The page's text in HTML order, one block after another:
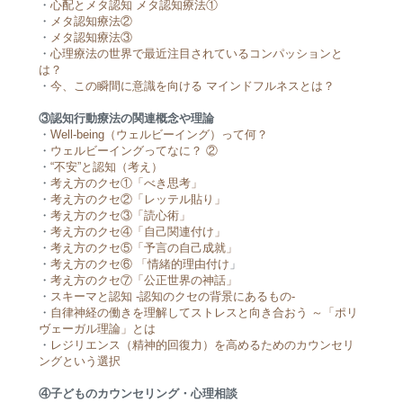
・ 心配とメタ認知 メタ認知療法①
・ メタ認知療法②
・ メタ認知療法③
・ 心理療法の世界で最近注目されているコンパッションと
は？
・ 今、この瞬間に意識を向ける マインドフルネスとは？
③認知行動療法の関連概念や理論
・ Well-being（ウェルビーイング）って何？
・ ウェルビーイングってなに？ ②
・ “不安”と認知（考え）
・ 考え方のクセ①「べき思考」
・ 考え方のクセ②「レッテル貼り」
・ 考え方のクセ③「読心術」
・ 考え方のクセ④「自己関連付け」
・ 考え方のクセ⑤「予言の自己成就」
・ 考え方のクセ⑥ 「情緒的理由付け 」
・ 考え方のクセ⑦「公正世界の神話」
・ スキーマと認知 -認知のクセの背景にあるもの-
・ 自律神経の働きを理解してストレスと向き合おう ～「ポリ
ヴェーガル理論」とは
・ レジリエンス（精神的回復力）を高めるためのカウンセリ
ングという選択
④子どものカウンセリング・心理相談